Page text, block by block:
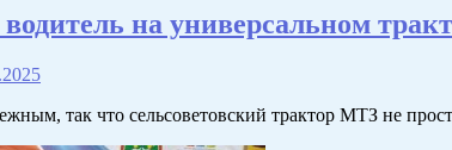
на универсальном
так что сельсоветовский трактор МТЗ не